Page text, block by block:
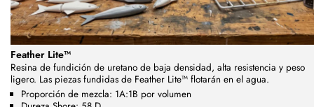
Feather Lite™
Resina de fundición de uretano de baja densidad, alta resistencia y peso
ligero. Las piezas fundidas de Feather Lite™ flotarán en el agua.
Proporción de mezcla: 1A:1B por volumen